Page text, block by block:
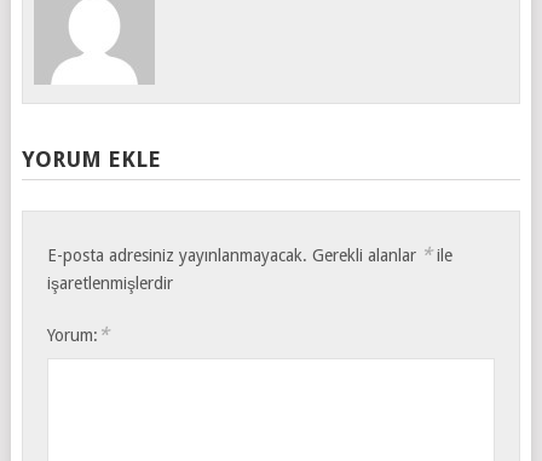
YORUM EKLE
E-posta adresiniz yayınlanmayacak. Gerekli alanlar *ile
işaretlenmişlerdir
Yorum: *